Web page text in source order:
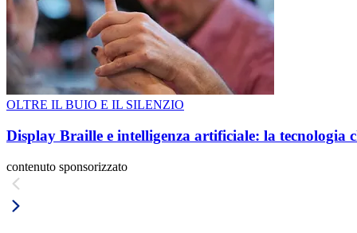
OLTRE IL BUIO E IL SILENZIO
Display Braille e intelligenza artificiale: la tecnologia
contenuto sponsorizzato